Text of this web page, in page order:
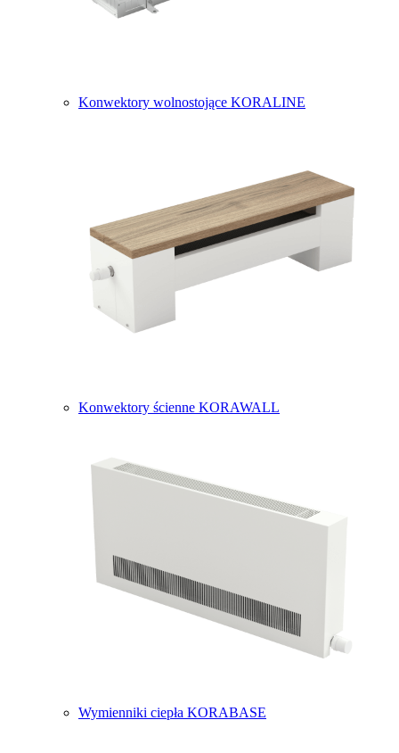
Konwektory wolnostojące KORALINE
Konwektory ścienne KORAWALL
Wymienniki ciepła KORABASE